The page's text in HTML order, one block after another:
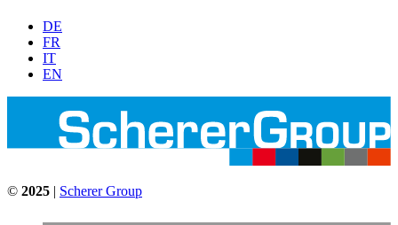
DE
FR
IT
EN
© 2025 | Scherer Group